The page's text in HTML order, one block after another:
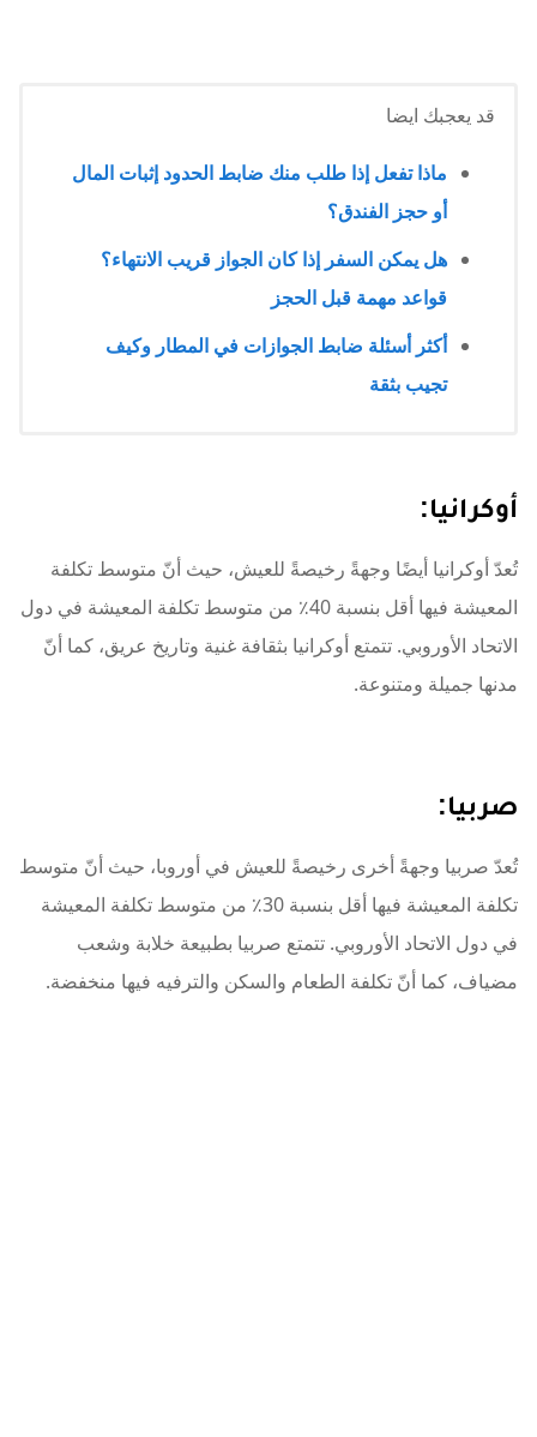
قد يعجبك ايضا
ماذا تفعل إذا طلب منك ضابط الحدود إثبات المال
أو حجز الفندق؟
هل يمكن السفر إذا كان الجواز قريب الانتهاء؟
قواعد مهمة قبل الحجز
أكثر أسئلة ضابط الجوازات في المطار وكيف
تجيب بثقة
أوكرانيا:
تُعدّ أوكرانيا أيضًا وجهةً رخيصةً للعيش، حيث أنّ متوسط ​​تكلفة
المعيشة فيها أقل بنسبة 40٪ من متوسط ​​تكلفة المعيشة في دول
الاتحاد الأوروبي. تتمتع أوكرانيا بثقافة غنية وتاريخ عريق، كما أنّ
مدنها جميلة ومتنوعة.
صربيا:
تُعدّ صربيا وجهةً أخرى رخيصةً للعيش في أوروبا، حيث أنّ متوسط
​​تكلفة المعيشة فيها أقل بنسبة 30٪ من متوسط ​​تكلفة المعيشة
في دول الاتحاد الأوروبي. تتمتع صربيا بطبيعة خلابة وشعب
مضياف، كما أنّ تكلفة الطعام والسكن والترفيه فيها منخفضة.